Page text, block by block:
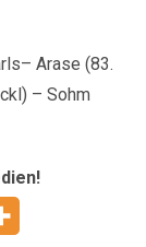
Arase (83.
– Sohm